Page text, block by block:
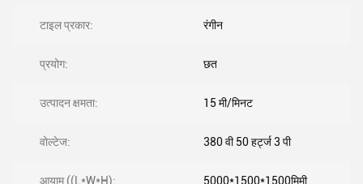
टाइल प्रकार: रंगीन
प्रयोग: छत
उत्पादन क्षमता: 15 मी/मिनट
वोल्टेज: 380 वी 50 हर्ट्ज 3 पी
आयाम ((L*W*H): 5000*1500*1500मिमी